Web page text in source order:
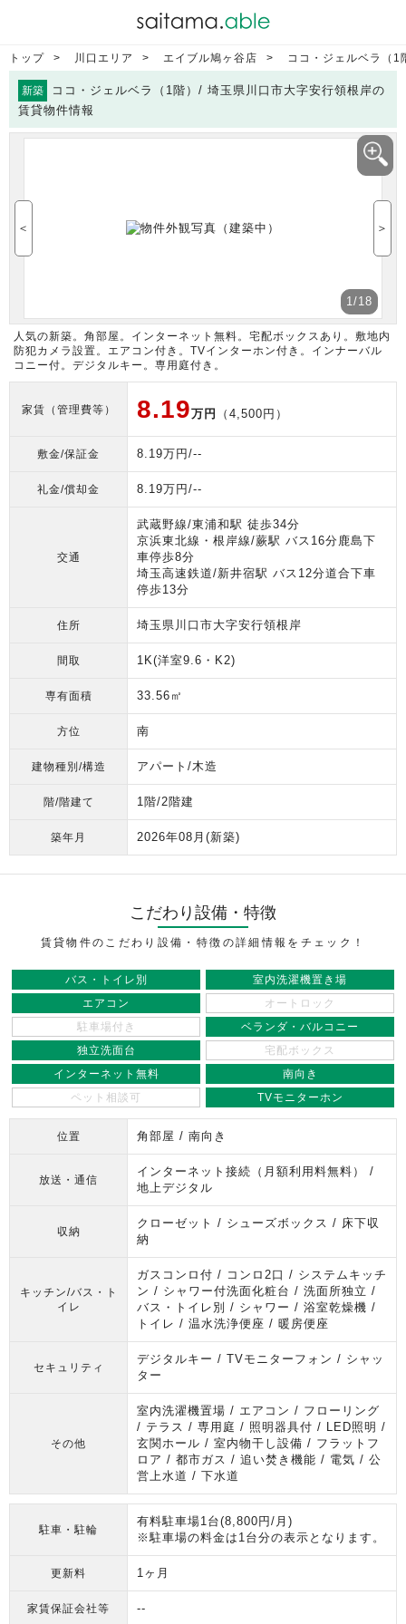
トップ 川口エリア エイブル鳩ヶ谷店 ココ・ジェルベラ（1
新築
ココ・ジェルベラ（1階）/ 埼玉県川口市大字安行領根岸の
賃貸物件情報
1/18
＜ ＞
人気の新築。角部屋。インターネット無料。宅配ボックスあり。敷地内
防犯カメラ設置。エアコン付き。TVインターホン付き。インナーバル
コニー付。デジタルキー。専用庭付き。
家賃（管理費等） 8.19万円 （4,500円）
敷金/保証金 8.19万円/--
礼金/償却金 8.19万円/--
交通
武蔵野線/東浦和駅 徒歩34分
京浜東北線・根岸線/蕨駅 バス16分鹿島下
車停歩8分
埼玉高速鉄道/新井宿駅 バス12分道合下車
停歩13分
住所 埼玉県川口市大字安行領根岸
間取 1K(洋室9.6・K2)
専有面積 33.56㎡
方位 南
建物種別/構造 アパート/木造
階/階建て 1階/2階建
築年月 2026年08月 (新築)
こだわり設備・特徴
賃貸物件のこだわり設備・特徴の詳細情報をチェック！
バス・トイレ別
室内洗濯機置き場
エアコン
オートロック
駐車場付き
ベランダ・バルコニー
独立洗面台
宅配ボックス
インターネット無料
南向き
ペット相談可
TVモニターホン
位置 角部屋 / 南向き
放送・通信
インターネット接続（月額利用料無料） /
地上デジタル
収納
クローゼット / シューズボックス / 床下収
納
キッチン/バス・ト
イレ
ガスコンロ付 / コンロ2口 / システムキッチ
ン / シャワー付洗面化粧台 / 洗面所独立 /
バス・トイレ別 / シャワー / 浴室乾燥機 /
トイレ / 温水洗浄便座 / 暖房便座
セキュリティ
デジタルキー / TVモニターフォン / シャッ
ター
その他
室内洗濯機置場 / エアコン / フローリング
/ テラス / 専用庭 / 照明器具付 / LED照明 /
玄関ホール / 室内物干し設備 / フラットフ
ロア / 都市ガス / 追い焚き機能 / 電気 / 公
営上水道 / 下水道
駐車・駐輪
有料駐車場1台(8,800円/月)
※駐車場の料金は1台分の表示となります。
更新料 1ヶ月
家賃保証会社等 --